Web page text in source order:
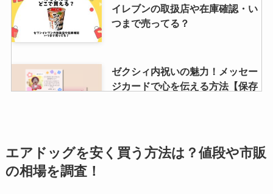
イレブンの取扱店や在庫確認・い
つまで売ってる？
ゼクシィ内祝いの魅力！メッセー
ジカードで心を伝える方法【保存
ハウスオブローゼのボディケアお
すすめ6選！人気のボディスクラ
エアドッグを安く買う方法は？値段や市販
の相場を調査！